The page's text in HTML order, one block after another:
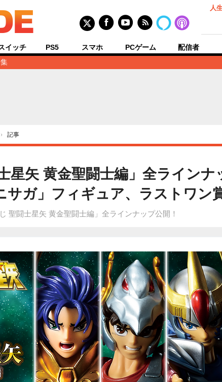
人
イッチ PS5 スマホ PCゲーム 配信者
› 記事
星矢 黄金聖闘士編」全ライン
サガ」フィギュア、ラストワン
聖闘士星矢 黄金聖闘士編」全ラインナップ公開！